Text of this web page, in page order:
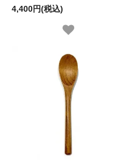
4,400円(税込)